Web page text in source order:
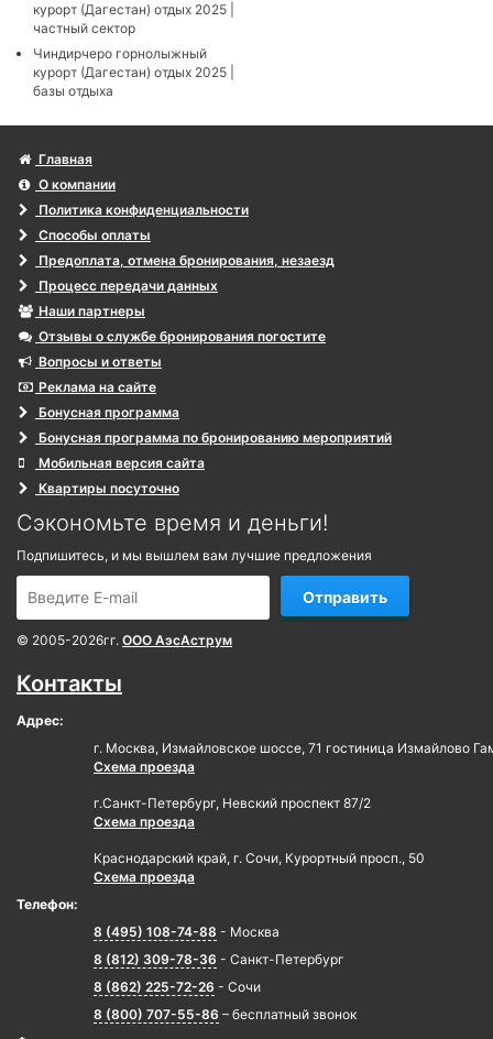
курорт (Дагестан) отдых 2025 |
частный сектор
Чиндирчеро горнолыжный
курорт (Дагестан) отдых 2025 |
базы отдыха
Главная
О компании
Политика конфиденциальности
Способы оплаты
Предоплата, отмена бронирования, незаезд
Процесс передачи данных
Наши партнеры
Отзывы о службе бронирования погостите
Вопросы и ответы
Реклама на сайте
Бонусная программа
Бонусная программа по бронированию мероприятий
Мобильная версия сайта
Квартиры посуточно
Сэкономьте время и деньги!
Подпишитесь, и мы вышлем вам лучшие предложения
Отправить
© 2005-2026гг. ООО АэсАструм
Контакты
Адрес:
г. Москва, Измайловское шоссе, 71 гостиница Измайлово
Схема проезда
г.Санкт-Петербург, Невский проспект 87/2
Схема проезда
Краснодарский край, г. Сочи, Курортный просп., 50
Схема проезда
Телефон:
8 (495) 108-74-88 - Москва
8 (812) 309-78-36 - Санкт-Петербург
8 (862) 225-72-26 - Сочи
8 (800) 707-55-86 – бесплатный звонок